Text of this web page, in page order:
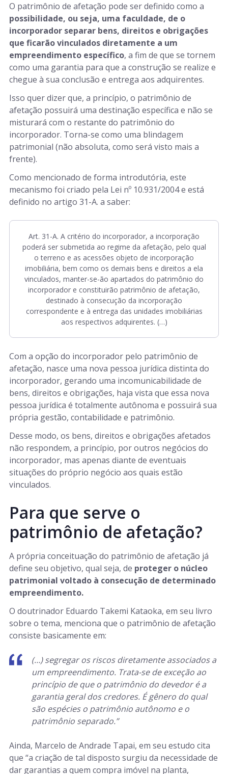
O patrimônio de afetação pode ser definido como a
possibilidade, ou seja, uma faculdade, de o
incorporador separar bens, direitos e obrigações
que ficarão vinculados diretamente a um
empreendimento específico, a fim de que se tornem
como uma garantia para que a construção se realize e
chegue à sua conclusão e entrega aos adquirentes.
Isso quer dizer que, a princípio, o patrimônio de
afetação possuirá uma destinação específica e não se
misturará com o restante do patrimônio do
incorporador. Torna-se como uma blindagem
patrimonial (não absoluta, como será visto mais a
frente).
Como mencionado de forma introdutória, este
mecanismo foi criado pela Lei nº 10.931/2004 e está
definido no artigo 31-A. a saber:
Art. 31-A. A critério do incorporador, a incorporação
poderá ser submetida ao regime da afetação, pelo qual
o terreno e as acessões objeto de incorporação
imobiliária, bem como os demais bens e direitos a ela
vinculados, manter-se-ão apartados do patrimônio do
incorporador e constituirão patrimônio de afetação,
destinado à consecução da incorporação
correspondente e à entrega das unidades imobiliárias
aos respectivos adquirentes. (…)
Com a opção do incorporador pelo patrimônio de
afetação, nasce uma nova pessoa jurídica distinta do
incorporador, gerando uma incomunicabilidade de
bens, direitos e obrigações, haja vista que essa nova
pessoa jurídica é totalmente autônoma e possuirá sua
própria gestão, contabilidade e patrimônio.
Desse modo, os bens, direitos e obrigações afetados
não respondem, a princípio, por outros negócios do
incorporador, mas apenas diante de eventuais
situações do próprio negócio aos quais estão
vinculados.
Para que serve o
patrimônio de afetação?
A própria conceituação do patrimônio de afetação já
define seu objetivo, qual seja, de proteger o núcleo
patrimonial voltado à consecução de determinado
empreendimento.
O doutrinador Eduardo Takemi Kataoka, em seu livro
sobre o tema, menciona que o patrimônio de afetação
consiste basicamente em:
(…) segregar os riscos diretamente associados a
um empreendimento. Trata-se de exceção ao
princípio de que o patrimônio do devedor é a
garantia geral dos credores. É gênero do qual
são espécies o patrimônio autônomo e o
patrimônio separado.”
Ainda, Marcelo de Andrade Tapai, em seu estudo cita
que “a criação de tal disposto surgiu da necessidade de
dar garantias a quem compra imóvel na planta,